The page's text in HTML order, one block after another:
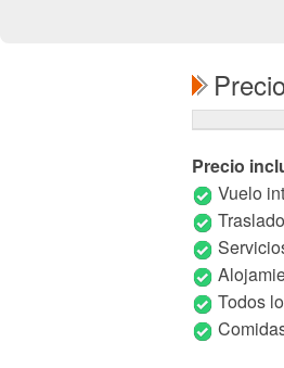
Precio
Vuelo
Todos